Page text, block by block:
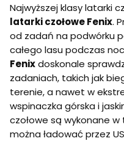
Najwyższej klasy latarki
latarki czołowe Fenix.
od zadań na podwórku
całego lasu podczas
Fenixdoskonale
zadaniach, takich jak
terenie, a nawet w
wspinaczka górska i
czołowe są wykonane w
można ładować przez